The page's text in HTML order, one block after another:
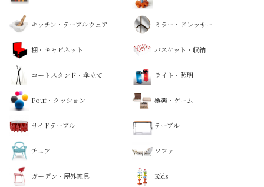
キッチン・テーブルウェア ミラー・ドレッサー
棚・キャビネット バスケット・収納
コートスタンド・傘立て ライト・照明
Pouf・クッション 娯楽・ゲーム
サイドテーブル テーブル
チェア ソファ
ガーデン・屋外家具 Kids